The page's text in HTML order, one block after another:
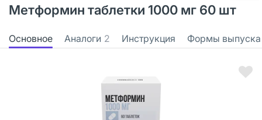
Метформин таблетки 1000 мг 60 шт
Основное Аналоги 2 Инструкция Формы выпуска